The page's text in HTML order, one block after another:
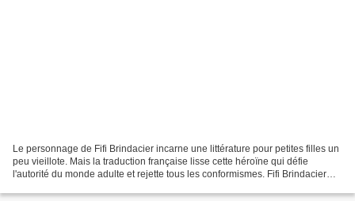
Le personnage de Fifi Brindacier incarne une littérature pour petites filles un
peu vieillote. Mais la traduction française lisse cette héroïne qui défie
l'autorité du monde adulte et rejette tous les conformismes. Fifi Brindacier